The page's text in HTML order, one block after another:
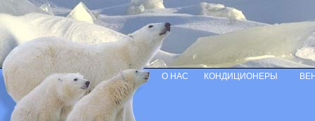
О НАС КОНДИЦИОНЕРЫ